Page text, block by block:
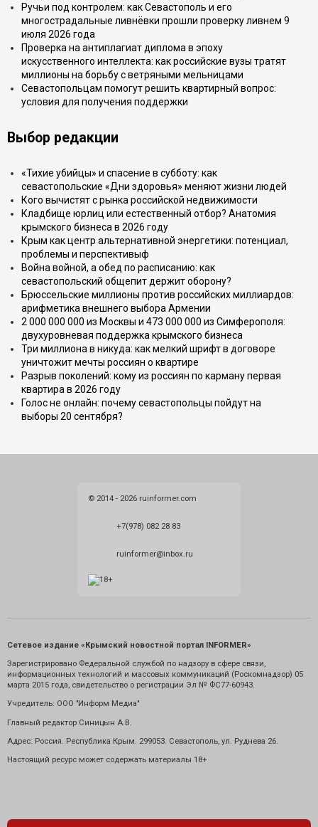
Ручьи под контролем: как Севастополь и его
многострадальные ливнёвки прошли проверку ливнем 9
июля 2026 года
Проверка на антиплагиат диплома в эпоху
искусственного интеллекта: как российские вузы тратят
миллионы на борьбу с ветряными мельницами
Севастопольцам помогут решить квартирный вопрос:
условия для получения поддержки
Выбор редакции
«Тихие убийцы» и спасение в субботу: как
севастопольские «Дни здоровья» меняют жизни людей
Кого вычистят с рынка российской недвижимости
Кладбище юрлиц или естественный отбор? Анатомия
крымского бизнеса в 2026 году
Крым как центр альтернативной энергетики: потенциал,
проблемы и перспективыф
Война войной, а обед по расписанию: как
севастопольский общепит держит оборону?
Брюссельские миллионы против российских миллиардов:
арифметика внешнего выбора Армении
2 000 000 000 из Москвы и 473 000 000 из Симферополя:
двухуровневая поддержка крымского бизнеса
Три миллиона в никуда: как мелкий шрифт в договоре
уничтожит мечты россиян о квартире
Разрыв поколений: кому из россиян по карману первая
квартира в 2026 году
Голос не онлайн: почему севастопольцы пойдут на
выборы 20 сентября?
© 2014 - 2026 ruinformer.com
+7(978) 082 28 83
ruinformer@inbox.ru
Сетевое издание «Крымский новостной портал INFORMER»
Зарегистрировано Федеральной службой по надзору в сфере связи,
информационных технологий и массовых коммуникаций (Роскомнадзор) 05
марта 2015 года, свидетельство о регистрации Эл № ФС77-60943.
Учредитель: ООО "Информ Медиа"
Главный редактор Синицын А.В.
Адрес: Россия. Республика Крым. 299053. Севастополь, ул. Руднева 26.
Настоящий ресурс может содержать материалы 18+